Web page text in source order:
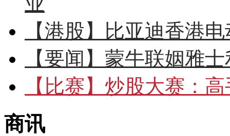
【港股】
比亚迪香港
【要闻】 蒙牛联姻雅
【比赛】 炒股大赛：高
商讯